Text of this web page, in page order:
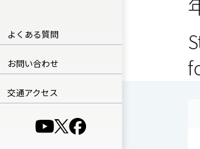
よくある質問
お問い合わせ
交通アクセス
（別ウインドウで開きます）
（別ウインドウで開きます）
（別ウインドウで開きます